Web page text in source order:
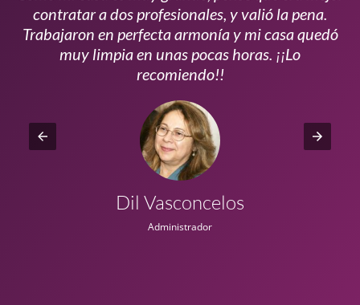
contratar a dos profesionales, y valió la pena.
Trabajaron en perfecta armonía y mi casa quedó
muy limpia en unas pocas horas. ¡¡Lo
recomiendo!!
Dil Vasconcelos
Administrador